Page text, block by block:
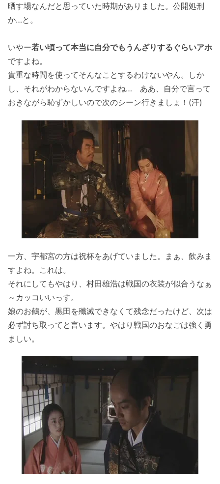
晒す場なんだと思っていた時期がありました。公開処刑
か…と。
いやー若い頃って本当に自分でもうんざりするぐらいアホ
ですよね。
貴重な時間を使ってそんなことするわけないやん。しか
し、それがわからないんですよね… ああ、自分で言って
おきながら恥ずかしいので次のシーン行きましょ！(汗)
一方、宇都宮の方は祝杯をあげていました。まぁ、飲みま
すよね。これは。
それにしてもやはり、村田雄浩は戦国の衣装が似合うなぁ
～カッコいいっす。
娘のお鶴が、黒田を殲滅できなくて残念だったけど、次は
必ず討ち取ってと言います。やはり戦国のおなごは強く勇
ましい。